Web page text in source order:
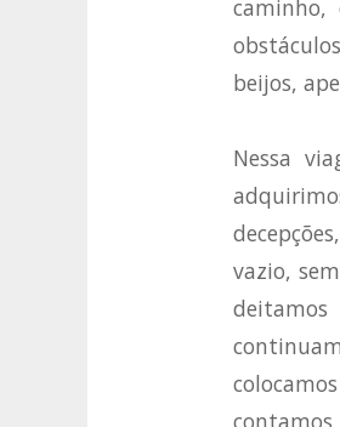
caminho,
beijos,
Nessa
vazio,